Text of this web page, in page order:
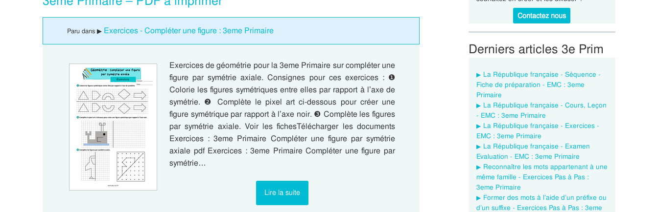
Paru dans ▶ Exercices - Compléter une figure : 3eme Primaire
Exercices de géométrie pour la 3eme Primaire sur compléter une
figure par symétrie axiale. Consignes pour ces exercices : ❶
Colorie les figures symétriques entre elles par rapport à l’axe de
symétrie. ❷ Complète le pixel art ci-dessous pour créer une
figure symétrique par rapport à l’axe noir. ❸ Complète les figures
par symétrie axiale. Voir les fichesTélécharger les documents
Exercices : 3eme Primaire Compléter une figure par symétrie
axiale pdf Exercices : 3eme Primaire Compléter une figure par
symétrie…
Lire la suite
Contactez nous
Derniers articles 3e Prim
La République française - Séquence -
Fiche de préparation - EMC : 3eme
Primaire
La République française - Cours, Leçon
- EMC : 3eme Primaire
La République française - Exercices -
EMC : 3eme Primaire
La République française - Examen
Evaluation - EMC : 3eme Primaire
Reconnaître les mots appartenant à une
même famille - Exercices Pas à Pas :
3eme Primaire
Former des mots à l’aide d’un préfixe ou
d’un suffixe - Exercices Pas à Pas : 3eme